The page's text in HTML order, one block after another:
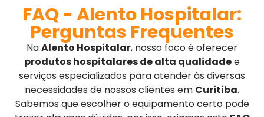
FAQ - Alento Hospitalar:
Perguntas Frequentes
NaAlento Hospitalar, nosso foco é oferecer
produtos hospitalares de alta qualidadee
serviços especializados para atender às diversas
necessidades de nossos clientes em Curitiba.
Sabemos que escolher o equipamento certo pode